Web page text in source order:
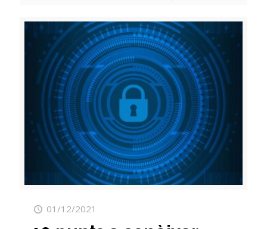
01/12/2021